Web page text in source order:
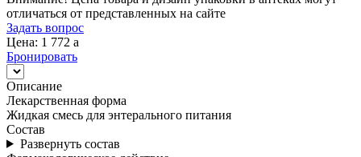
отличаться от представленных на сайте
Задать вопрос
Цена: 1 772 a
Бронировать
Описание
Лекарственная форма
Жидкая смесь для энтерального питания
Состав
Развернуть состав